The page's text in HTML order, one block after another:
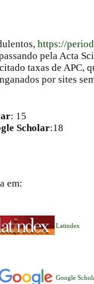
https://
pela Acta
taxas de APC,
por sites
: 15
Scholar:18
em:
Latindex
Google